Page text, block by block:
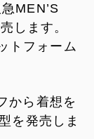
MEN’S
します。
トフォーム
から着想を
を発売しま